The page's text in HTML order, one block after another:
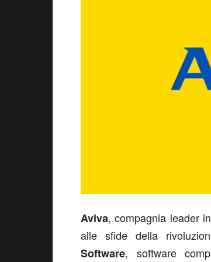
Aviva, compagnia leader
alle sfide della
Software, software